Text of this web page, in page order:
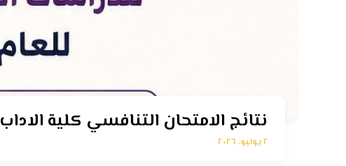
نتائج الامتحان التنافسي كلية الاداب٢٠٢٦-٢٠٢٧
٢ يوليو، ٢٠٢٦